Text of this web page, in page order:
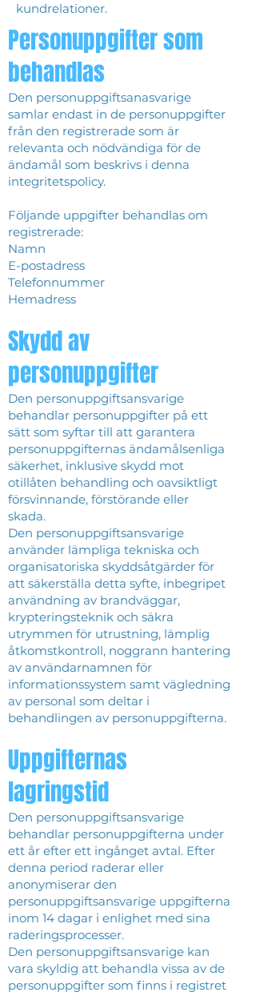
kundrelationer.
Personuppgifter som
behandlas
Den personuppgiftsanasvarige
samlar endast in de personuppgifter
från den registrerade som är
relevanta och nödvändiga för de
ändamål som beskrivs i denna
integritetspolicy.
Följande uppgifter behandlas om
registrerade:
Namn
E-postadress
Telefonnummer
Hemadress
Skydd av
personuppgifter
Den personuppgiftsansvarige
behandlar personuppgifter på ett
sätt som syftar till att garantera
personuppgifternas ändamålsenliga
säkerhet, inklusive skydd mot
otillåten behandling och oavsiktligt
försvinnande, förstörande eller
skada.
Den personuppgiftsansvarige
använder lämpliga tekniska och
organisatoriska skyddsåtgärder för
att säkerställa detta syfte, inbegripet
användning av brandväggar,
krypteringsteknik och säkra
utrymmen för utrustning, lämplig
åtkomstkontroll, noggrann hantering
av användarnamnen för
informationssystem samt vägledning
av personal som deltar i
behandlingen av personuppgifterna.
Uppgifternas
lagringstid
Den personuppgiftsansvarige
behandlar personuppgifterna under
ett år efter ett ingånget avtal. Efter
denna period raderar eller
anonymiserar den
personuppgiftsansvarige uppgifterna
inom 14 dagar i enlighet med sina
raderingsprocesser.
Den personuppgiftsansvarige kan
vara skyldig att behandla vissa av de
personuppgifter som finns i registret